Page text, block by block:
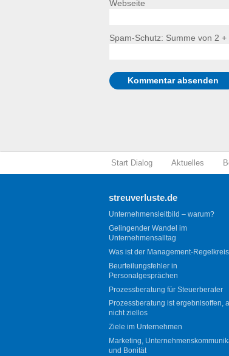
Webseite
Spam-Schutz: Summe von 2 +
Start Dialog Aktuelles
streuverluste.de
Unternehmensleitbild – warum?
Gelingender Wandel im
Unternehmensalltag
Was ist der Management-
Beurteilungsfehler in
Personalgesprächen
Prozessberatung für Steuerberater
Prozessberatung ist ergebnisoffen,
nicht ziellos
Ziele im Unternehmen
Marketing,
und Bonität